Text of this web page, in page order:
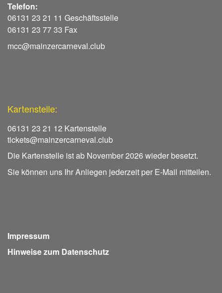
Telefon:
06131 23 21 11 Geschäftsstelle
06131 23 77 33 Fax
mcc@mainzercarneval.club
Kartenstelle:
06131 23 21 12 Kartenstelle
tickets@mainzercarneval.club
Die Kartenstelle ist ab November 2026 wieder besetzt.
Sie können uns Ihr Anliegen jederzeit per E-Mail mitteilen.
Impressum
Hinweise zum Datenschutz